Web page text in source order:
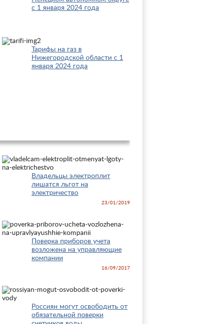
с 1 января 2024 года
Тарифы на газ в
Нижегородской области с 1
января 2024 года
Владельцы электроплит
лишатся льгот на
электричество
23/01/2019
Поверка приборов учета
возложена на управляющие
компании
16/09/2017
Россиян могут освободить от
обязательной поверки